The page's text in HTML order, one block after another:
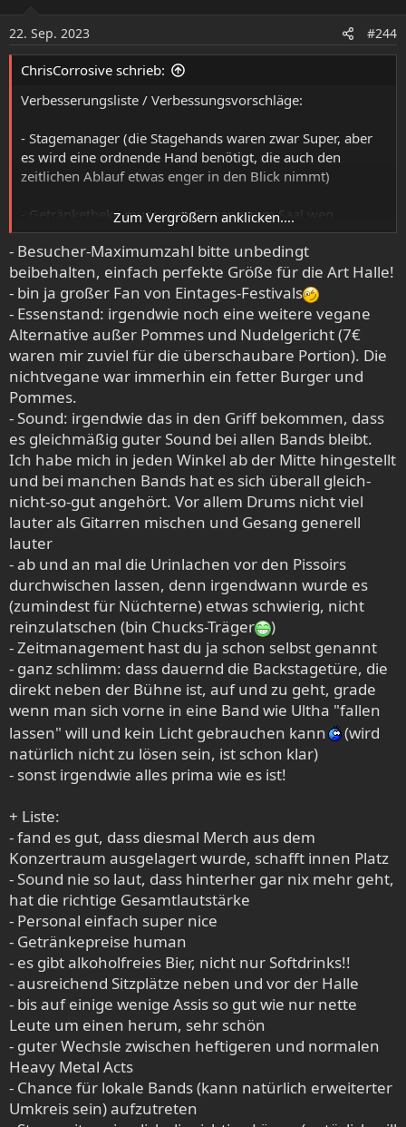
n
e
n
22. Sep. 2023 #244
ChrisCorrosive schrieb:
Verbesserungsliste / Verbessungsvorschläge:
- Stagemanager (die Stagehands waren zwar Super, aber
es wird eine ordnende Hand benötigt, die auch den
zeitlichen Ablauf etwas enger in den Blick nimmt)
- Getränketheke muss vom Eingang zum Saal weg
(Nadelöhr)
Zum Vergrößern anklicken....
- Besucher-Maximumzahl bitte unbedingt
beibehalten, einfach perfekte Größe für die Art Halle!
- bin ja großer Fan von Eintages-Festivals
- Essenstand: irgendwie noch eine weitere vegane
Alternative außer Pommes und Nudelgericht (7€
waren mir zuviel für die überschaubare Portion). Die
nichtvegane war immerhin ein fetter Burger und
Pommes.
- Sound: irgendwie das in den Griff bekommen, dass
es gleichmäßig guter Sound bei allen Bands bleibt.
Ich habe mich in jeden Winkel ab der Mitte hingestellt
und bei manchen Bands hat es sich überall gleich-
nicht-so-gut angehört. Vor allem Drums nicht viel
lauter als Gitarren mischen und Gesang generell
lauter
- ab und an mal die Urinlachen vor den Pissoirs
durchwischen lassen, denn irgendwann wurde es
(zumindest für Nüchterne) etwas schwierig, nicht
reinzulatschen (bin Chucks-Träger
)
- Zeitmanagement hast du ja schon selbst genannt
- ganz schlimm: dass dauernd die Backstagetüre, die
direkt neben der Bühne ist, auf und zu geht, grade
wenn man sich vorne in eine Band wie Ultha "fallen
lassen" will und kein Licht gebrauchen kann
(wird
natürlich nicht zu lösen sein, ist schon klar)
- sonst irgendwie alles prima wie es ist!
+ Liste:
- fand es gut, dass diesmal Merch aus dem
Konzertraum ausgelagert wurde, schafft innen Platz
- Sound nie so laut, dass hinterher gar nix mehr geht,
hat die richtige Gesamtlautstärke
- Personal einfach super nice
- Getränkepreise human
- es gibt alkoholfreies Bier, nicht nur Softdrinks!!
- ausreichend Sitzplätze neben und vor der Halle
- bis auf einige wenige Assis so gut wie nur nette
Leute um einen herum, sehr schön
- guter Wechsle zwischen heftigeren und normalen
Heavy Metal Acts
- Chance für lokale Bands (kann natürlich erweiterter
Umkreis sein) aufzutreten